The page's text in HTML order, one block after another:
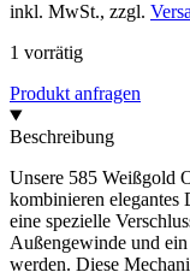
inkl. MwSt., zzgl.
1 vorrätig
Produkt anfragen
Beschreibung
Unsere 585 Weißgold
kombinieren elegantes
eine spezielle
Außengewinde und
werden. Diese